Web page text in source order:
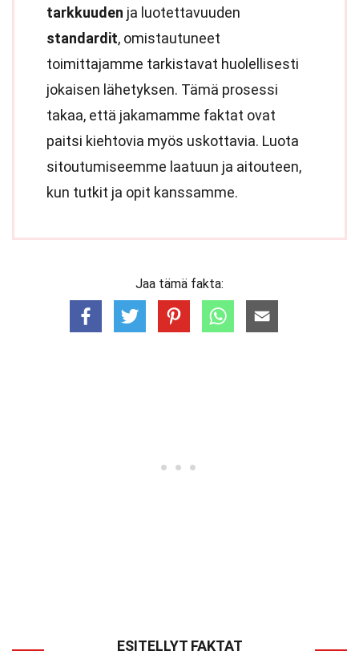
tarkkuuden ja luotettavuuden
standardit, omistautuneet
toimittajamme tarkistavat huolellisesti
jokaisen lähetyksen. Tämä prosessi
takaa, että jakamamme faktat ovat
paitsi kiehtovia myös uskottavia. Luota
sitoutumiseemme laatuun ja aitouteen,
kun tutkit ja opit kanssamme.
Jaa tämä fakta:
ESITELLYT FAKTAT